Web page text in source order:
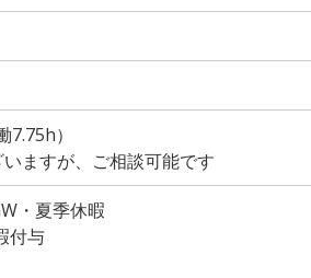
）
ますが、ご相談可能です
・夏季休暇
付与